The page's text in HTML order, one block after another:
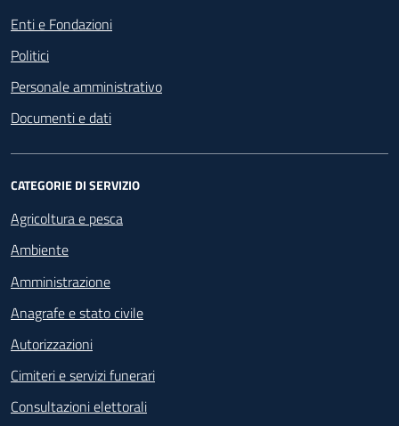
Enti e Fondazioni
Politici
Personale amministrativo
Documenti e dati
CATEGORIE DI SERVIZIO
Agricoltura e pesca
Ambiente
Amministrazione
Anagrafe e stato civile
Autorizzazioni
Cimiteri e servizi funerari
Consultazioni elettorali